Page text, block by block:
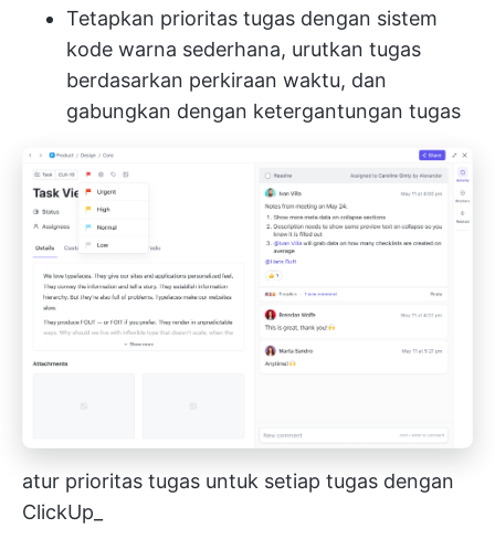
Tetapkan prioritas tugas dengan sistem
kode warna sederhana, urutkan tugas
berdasarkan perkiraan waktu, dan
gabungkan dengan ketergantungan tugas
atur prioritas tugas untuk setiap tugas dengan
ClickUp_